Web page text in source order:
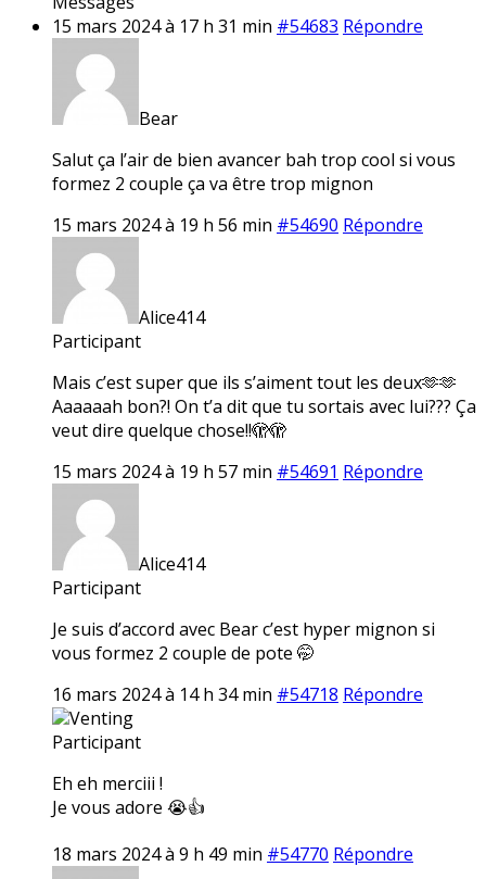
15 mars 2024 à 17 h 31 min #54683 Répondre
Bear
Salut ça l’air de bien avancer bah trop cool si vous
formez 2 couple ça va être trop mignon
15 mars 2024 à 19 h 56 min #54690 Répondre
Alice414
Participant
Mais c’est super que ils s’aiment tout les deux🫶🫶
Aaaaaah bon?! On t’a dit que tu sortais avec lui??? Ça
veut dire quelque chose!!🫣🫣
15 mars 2024 à 19 h 57 min #54691 Répondre
Alice414
Participant
Je suis d’accord avec Bear c’est hyper mignon si
vous formez 2 couple de pote 🤭
16 mars 2024 à 14 h 34 min #54718 Répondre
Venting
Participant
Eh eh merciii !
Je vous adore 😭👍
18 mars 2024 à 9 h 49 min #54770 Répondre